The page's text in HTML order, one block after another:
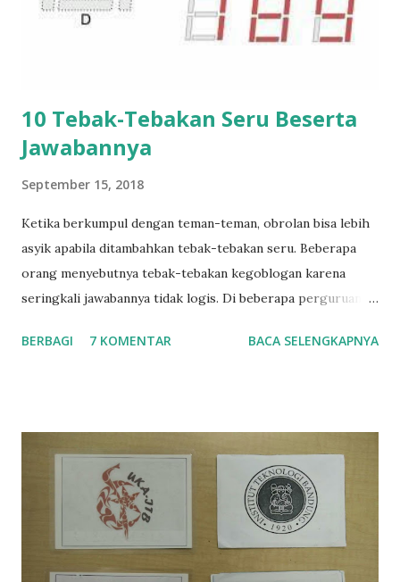
10 Tebak-Tebakan Seru Beserta
Jawabannya
September 15, 2018
Ketika berkumpul dengan teman-teman, obrolan bisa lebih
asyik apabila ditambahkan tebak-tebakan seru. Beberapa
orang menyebutnya tebak-tebakan kegoblogan karena
seringkali jawabannya tidak logis. Di beberapa perguruan
taplok (tata tertib kelompok) atau mentor kelompok
Magic , dll. Intinya, warna yang ditentukan oleh Game
Master (GM). Istilah Game Master maksudnya orang yang
memberi tebak-tebakan pada permainan. Biasanya GM akan
dibantu oleh seorang asisten. GM akan disuruh menutup
mata, kemudian orang lain memilih sebuah barang. Dengan
BERBAGI 7 KOMENTAR BACA SELENGKAPNYA